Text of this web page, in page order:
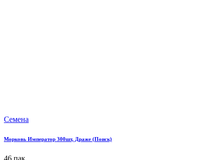
Семена
Морковь Император 300шт, Драже (Поиск)
46 пак